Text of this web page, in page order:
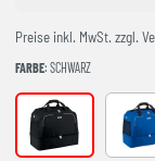
Preise inkl. MwSt. zzgl.
FARBE: SCHWARZ
schwarz